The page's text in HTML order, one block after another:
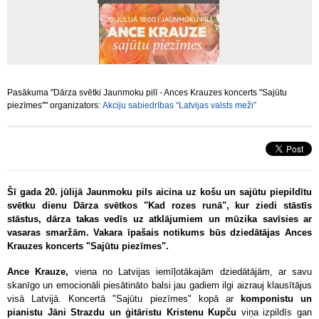
Pasākuma "Dārza svētki Jaunmoku pilī - Ances Krauzes koncerts "Sajūtu
piezīmes"" organizators: Akciju sabiedrības “Latvijas valsts meži”
Šī gada 20. jūlijā Jaunmoku pils aicina uz košu un sajūtu piepildītu
svētku dienu Dārza svētkos "Kad rozes runā", kur ziedi stāstīs
stāstus, dārza takas vedīs uz atklājumiem un mūzika savīsies ar
vasaras smaržām. Vakara īpašais notikums būs dziedātājas Ances
Krauzes koncerts "Sajūtu piezīmes".
Ance Krauze, viena no Latvijas iemīļotākajām dziedātājām, ar savu
skanīgo un emocionāli piesātināto balsi jau gadiem ilgi aizrauj klausītājus
visā Latvijā. Koncertā "Sajūtu piezīmes" kopā ar
komponistu un
pianistu Jāni Strazdu un ģitāristu Kristenu Kupču viņa izpildīs gan